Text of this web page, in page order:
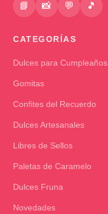
📘 📸 💬 🎵
CATEGORÍAS
Dulces para Cumpleaños
Gomitas
Confites del Recuerdo
Dulces Artesanales
Libres de Sellos
Paletas de Caramelo
Dulces Fruna
Novedades